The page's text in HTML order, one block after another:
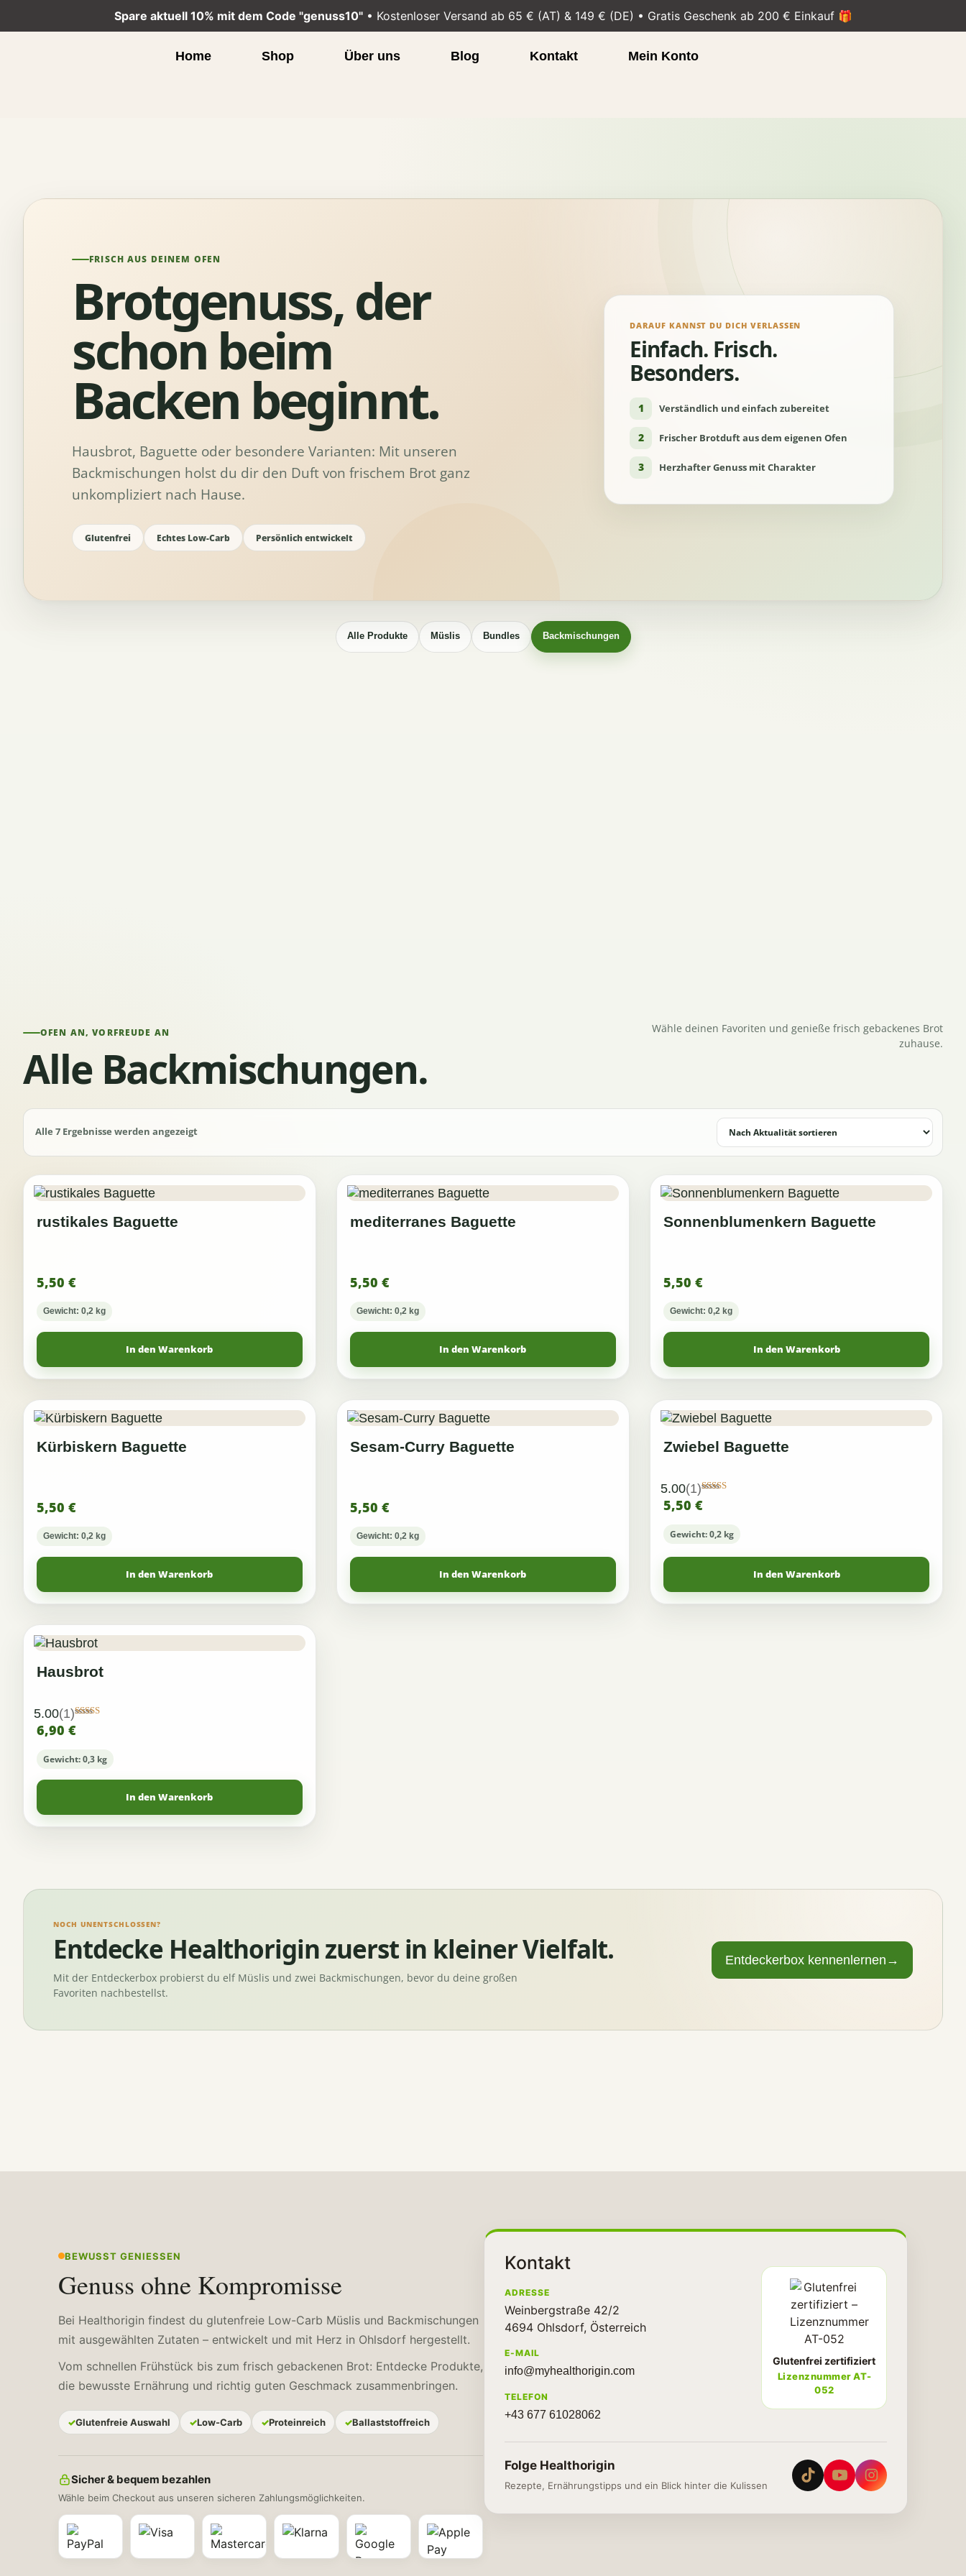
Spare aktuell 10% mit dem Code "genuss10"• Kostenloser Versand ab 65 € (AT) & 149 € (DE) • Gratis Geschenk ab 200 € Einkauf 🎁
Home Shop Über uns Blog Kontakt Mein Konto
FRISCH AUS DEINEM OFEN
Brotgenuss, der
schon beim
Backen beginnt.
Hausbrot, Baguette oder besondere Varianten: Mit unseren
Backmischungen holst du dir den Duft von frischem Brot ganz
unkompliziert nach Hause.
Glutenfrei Echtes Low-Carb Persönlich entwickelt
DARAUF KANNST DU DICH VERLASSEN
Einfach. Frisch.
Besonders.
1 Verständlich und einfach zubereitet
2 Frischer Brotduft aus dem eigenen Ofen
3 Herzhafter Genuss mit Charakter
Alle Produkte Müslis Bundles Backmischungen
OFEN AN, VORFREUDE AN
Alle Backmischungen.
Wähle deinen Favoriten und genieße frisch gebackenes Brot
zuhause.
Alle 7 Ergebnisse werden angezeigt
rustikales Baguette
5,50 €
Gewicht: 0,2 kg
In den Warenkorb
mediterranes Baguette
5,50€
Gewicht: 0,2 kg
In den Warenkorb
Sonnenblumenkern Baguette
5,50€
Gewicht: 0,2 kg
In den Warenkorb
Kürbiskern Baguette
5,50 €
Gewicht: 0,2 kg
In den Warenkorb
Sesam-Curry Baguette
5,50€
Gewicht: 0,2 kg
In den Warenkorb
Zwiebel Baguette
5.00
von 5
5.00(1)
5,50€
Gewicht: 0,2 kg
In den Warenkorb
Hausbrot
5.00
von 5
5.00(1)
6,90 €
Gewicht: 0,3 kg
In den Warenkorb
NOCH UNENTSCHLOSSEN?
Entdecke Healthorigin zuerst in kleiner Vielfalt.
Mit der Entdeckerbox probierst du elf Müslis und zwei Backmischungen, bevor du deine großen
Favoriten nachbestellst.
Entdeckerbox kennenlernen →
BEWUSST GENIESSEN
Genuss ohne Kompromisse
Bei Healthorigin findest du glutenfreie Low-Carb Müslis und Backmischungen
mit ausgewählten Zutaten – entwickelt und mit Herz in Ohlsdorf hergestellt.
Vom schnellen Frühstück bis zum frisch gebackenen Brot: Entdecke Produkte,
die bewusste Ernährung und richtig guten Geschmack zusammenbringen.
Glutenfreie Auswahl Low-Carb Proteinreich Ballaststoffreich
Sicher & bequem bezahlen
Wähle beim Checkout aus unseren sicheren Zahlungsmöglichkeiten.
Kontakt
ADRESSE
Weinbergstraße 42/2
4694 Ohlsdorf, Österreich
E-MAIL
info@myhealthorigin.com
TELEFON
+43 677 61028062
Glutenfrei zertifiziert
Lizenznummer AT-
052
Folge Healthorigin
Rezepte, Ernährungstipps und ein Blick hinter die Kulissen